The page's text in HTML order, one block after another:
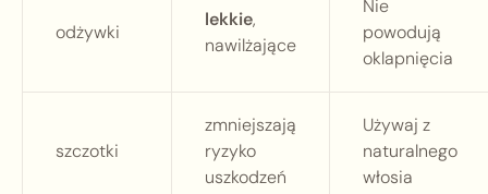
odżywki
lekkie,
nawilżające
Nie
powodują
oklapnięcia
szczotki
zmniejszają
ryzyko
uszkodzeń
Używaj z
naturalnego
włosia